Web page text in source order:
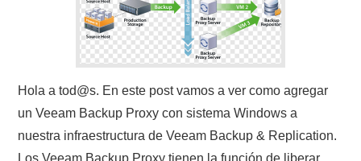
Hola a tod@s. En este post vamos a ver como agregar
un Veeam Backup Proxy con sistema Windows a
nuestra infraestructura de Veeam Backup & Replication.
Los Veeam Backup Proxy tienen la función de liberar